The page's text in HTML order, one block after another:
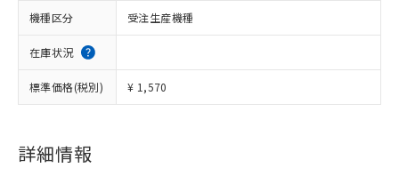
機種区分 受注生産機種
在庫状況
標準価格(税別) ¥ 1,570
詳細情報